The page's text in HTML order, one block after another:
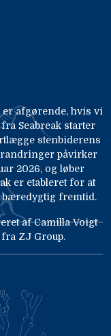
er afgørende, hvis vi
Seabreak starter
stenbiderens
påvirker
2026, og løber
er etableret for at
bæredygtig fremtid.
af Camilla Voigt
ZJ Group.